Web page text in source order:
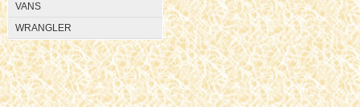
VANS
WRANGLER